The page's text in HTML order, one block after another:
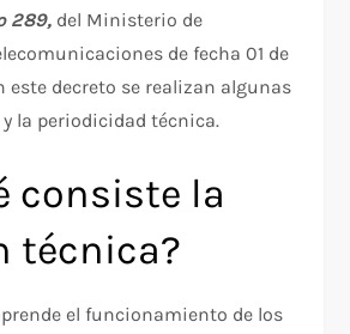
289, del Ministerio de
de fecha 01 de
este decreto se realizan algunas
la periodicidad técnica.
consiste la
técnica?
el funcionamiento de los